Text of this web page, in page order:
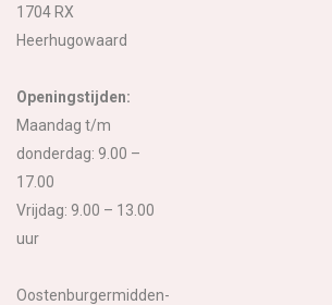
1704 RX
Heerhugowaard
Openingstijden:
Maandag t/m
donderdag: 9.00 –
17.00
Vrijdag: 9.00 – 13.00
uur
Oostenburgermidden-